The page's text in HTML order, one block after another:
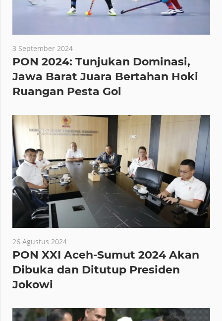
3 September 2024
PON 2024: Tunjukan Dominasi,
Jawa Barat Juara Bertahan Hoki
Ruangan Pesta Gol
26 Agustus 2024
PON XXI Aceh-Sumut 2024 Akan
Dibuka dan Ditutup Presiden
Jokowi